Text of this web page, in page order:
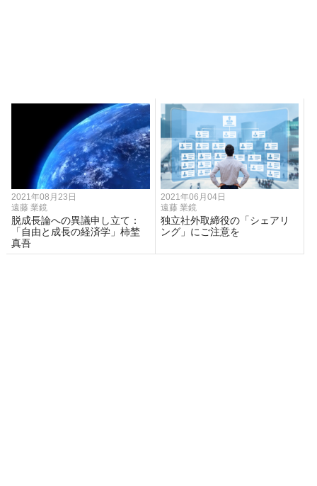
2021年08月23日
遠藤 業鏡
脱成長論への異議申し立て：
「自由と成長の経済学」柿埜
真吾
2021年06月04日
遠藤 業鏡
独立社外取締役の「シェアリ
ング」にご注意を